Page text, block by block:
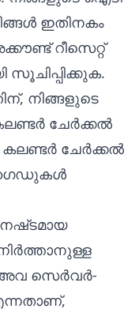
ഇതിനകം
റീസെറ്റ്
സൂചിപ്പിക്കുക.
നിങ്ങളുടെ
ചേർക്കൽ
കലണ്ടർ ചേർക്കൽ
ഗൈഡുകൾ
നഷ്‌ടമായ
അവ സെർവർ-